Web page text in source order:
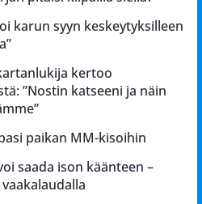
karun syyn keskeytyksilleen
kertoo
”Nostin katseeni ja näin
paikan MM-kisoihin
saada ison käänteen –